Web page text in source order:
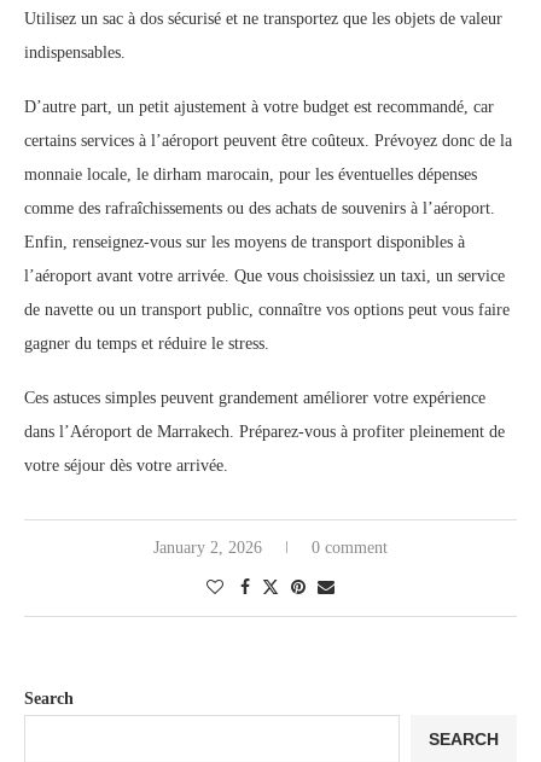
Utilisez un sac à dos sécurisé et ne transportez que les objets de valeur
indispensables.
D’autre part, un petit ajustement à votre budget est recommandé, car
certains services à l’aéroport peuvent être coûteux. Prévoyez donc de la
monnaie locale, le dirham marocain, pour les éventuelles dépenses
comme des rafraîchissements ou des achats de souvenirs à l’aéroport.
Enfin, renseignez-vous sur les moyens de transport disponibles à
l’aéroport avant votre arrivée. Que vous choisissiez un taxi, un service
de navette ou un transport public, connaître vos options peut vous faire
gagner du temps et réduire le stress.
Ces astuces simples peuvent grandement améliorer votre expérience
dans l’Aéroport de Marrakech. Préparez-vous à profiter pleinement de
votre séjour dès votre arrivée.
January 2, 2026 0 comment
Search
SEARCH